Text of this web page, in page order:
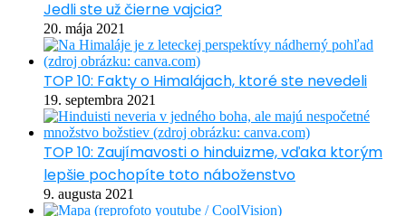
Jedli ste už čierne vajcia?
20. mája 2021
TOP 10: Fakty o Himalájach, ktoré ste nevedeli
19. septembra 2021
TOP 10: Zaujímavosti o hinduizme, vďaka ktorým
lepšie pochopíte toto náboženstvo
9. augusta 2021